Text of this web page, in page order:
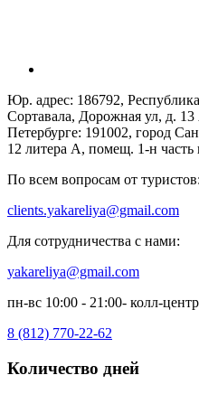
Юр. адрес: 186792,
Сортавала, Дорожная ул, д.
Петербурге: 191002, город
12 литера А, помещ. 1-н
По всем вопросам от туристов:
clients.yakareliya@gmail.com
Для сотрудничества с нами:
yakareliya@gmail.com
пн-вс 10:00 - 21:00- колл-центр
8 (812) 770-22-62
Количество дней